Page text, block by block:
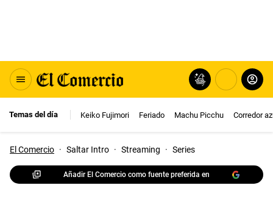
Temas del día Keiko Fujimori Feriado Machu Picchu Corredor
El Comercio · Saltar Intro · Streaming · Series
Añadir El Comercio como fuente preferida en